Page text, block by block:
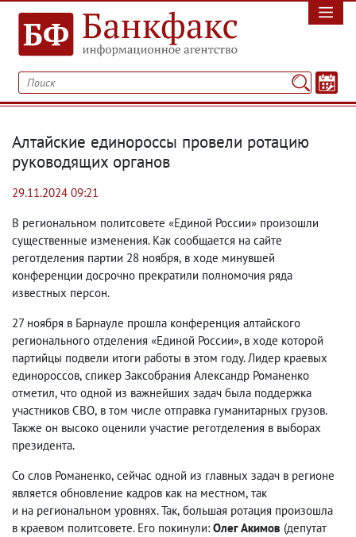
Алтайские единороссы провели ротацию
руководящих органов
29.11.2024 09:21
В региональном политсовете «Единой России» произошли
существенные изменения. Как сообщается на сайте
реготделения партии 28 ноября, в ходе минувшей
конференции досрочно прекратили полномочия ряда
известных персон.
27 ноября в Барнауле прошла конференция алтайского
регионального отделения «Единой России», в ходе которой
партийцы подвели итоги работы в этом году. Лидер краевых
единороссов, спикер Заксобрания Александр Романенко
отметил, что одной из важнейших задач была поддержка
участников СВО, в том числе отправка гуманитарных грузов.
Также он высоко оценили участие реготделения в выборах
президента.
Со слов Романенко, сейчас одной из главных задач в регионе
является обновление кадров как на местном, так
и на региональном уровнях. Так, большая ротация произошла
в краевом политсовете. Его покинули: Олег Акимов (депутат